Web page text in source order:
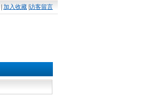
加入收藏 访客留言